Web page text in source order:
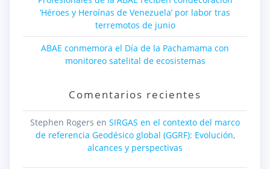
‘Héroes y Heroínas de Venezuela’ por labor tras
terremotos de junio
ABAE conmemora el Día de la Pachamama con
monitoreo satelital de ecosistemas
Comentarios recientes
Stephen Rogers en SIRGAS en el contexto del marco
de referencia Geodésico global (GGRF): Evolución,
alcances y perspectivas